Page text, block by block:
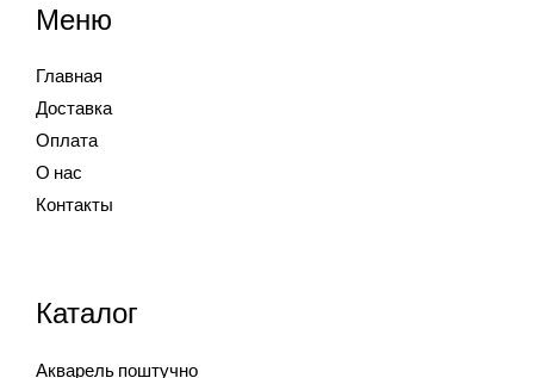
Меню
Главная
Доставка
Оплата
О нас
Контакты
Каталог
Акварель поштучно